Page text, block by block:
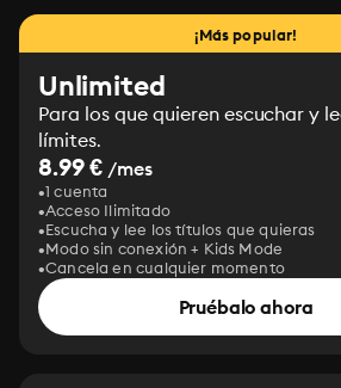
¡Más popular!
Unlimited
Para los que quieren escuchar y
límites.
8.99 € /mes
1 cuenta
Acceso Ilimitado
Escucha y lee los títulos que quieras
Modo sin conexión + Kids Mode
Cancela en cualquier momento
Pruébalo ahora